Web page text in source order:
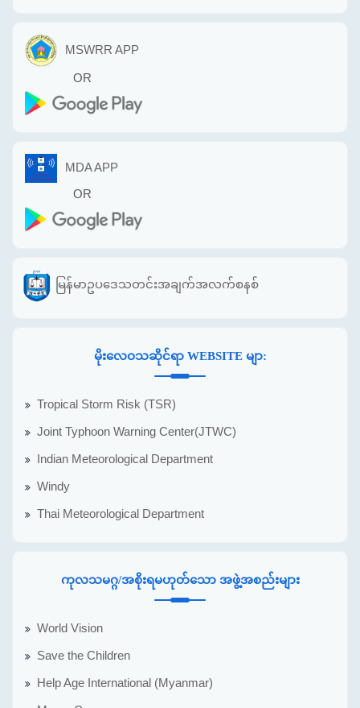
MSWRR APP
OR
MDA APP
OR
မြန်မာဥပဒေသတင်းအချက်အလက်စနစ်
မိုးလေဝသဆိုင်ရာ WEBSITE မျာ:
Tropical Storm Risk (TSR)
Joint Typhoon Warning Center(JTWC)
Indian Meteorological Department
Windy
Thai Meteorological Department
ကုလသမဂ္ဂ/အစိုးရမဟုတ်သော အဖွဲ့အစည်းများ
World Vision
Save the Children
Help Age International (Myanmar)